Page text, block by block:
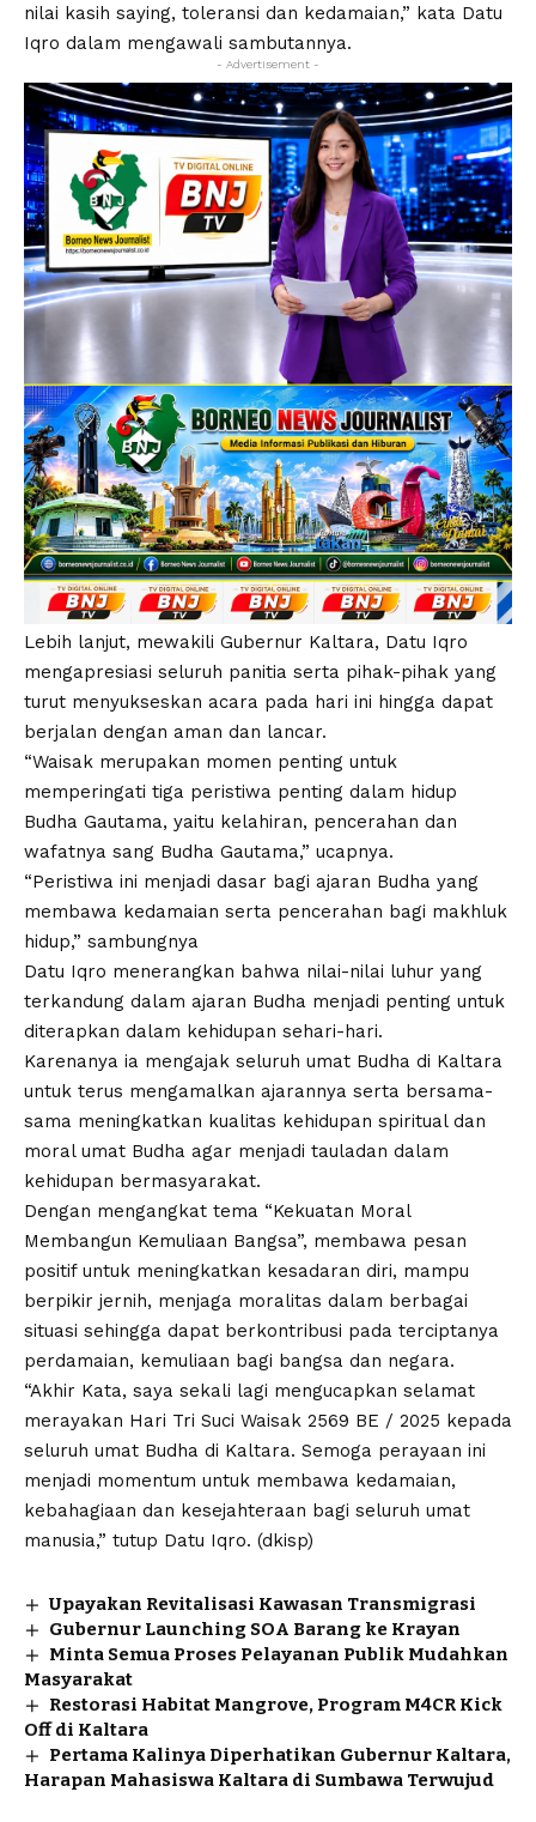
nilai kasih saying, toleransi dan kedamaian,” kata Datu
Iqro dalam mengawali sambutannya.
- Advertisement -
Lebih lanjut, mewakili Gubernur Kaltara, Datu Iqro
mengapresiasi seluruh panitia serta pihak-pihak yang
turut menyukseskan acara pada hari ini hingga dapat
berjalan dengan aman dan lancar.
“Waisak merupakan momen penting untuk
memperingati tiga peristiwa penting dalam hidup
Budha Gautama, yaitu kelahiran, pencerahan dan
wafatnya sang Budha Gautama,” ucapnya.
“Peristiwa ini menjadi dasar bagi ajaran Budha yang
membawa kedamaian serta pencerahan bagi makhluk
hidup,” sambungnya
Datu Iqro menerangkan bahwa nilai-nilai luhur yang
terkandung dalam ajaran Budha menjadi penting untuk
diterapkan dalam kehidupan sehari-hari.
Karenanya ia mengajak seluruh umat Budha di Kaltara
untuk terus mengamalkan ajarannya serta bersama-
sama meningkatkan kualitas kehidupan spiritual dan
moral umat Budha agar menjadi tauladan dalam
kehidupan bermasyarakat.
Dengan mengangkat tema “Kekuatan Moral
Membangun Kemuliaan Bangsa”, membawa pesan
positif untuk meningkatkan kesadaran diri, mampu
berpikir jernih, menjaga moralitas dalam berbagai
situasi sehingga dapat berkontribusi pada terciptanya
perdamaian, kemuliaan bagi bangsa dan negara.
“Akhir Kata, saya sekali lagi mengucapkan selamat
merayakan Hari Tri Suci Waisak 2569 BE / 2025 kepada
seluruh umat Budha di Kaltara. Semoga perayaan ini
menjadi momentum untuk membawa kedamaian,
kebahagiaan dan kesejahteraan bagi seluruh umat
manusia,” tutup Datu Iqro. (dkisp)
Upayakan Revitalisasi Kawasan Transmigrasi
Gubernur Launching SOA Barang ke Krayan
Minta Semua Proses Pelayanan Publik Mudahkan
Masyarakat
Restorasi Habitat Mangrove, Program M4CR Kick
Off di Kaltara
Pertama Kalinya Diperhatikan Gubernur Kaltara,
Harapan Mahasiswa Kaltara di Sumbawa Terwujud